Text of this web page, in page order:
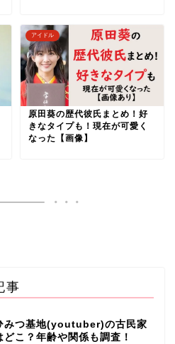
アイドル
原田葵の歴代彼氏まとめ！好
きなタイプも！現在が可愛く
なった【画像】
事
みつ基地(youtuber)の古民家
どこ？年齢や関係も調査！